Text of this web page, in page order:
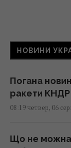
НОВИНИ
Погана
ракети КНДР
08:19 четвер, 06
Що не можна